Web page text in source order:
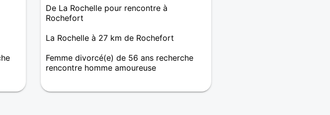
De La Rochelle pour rencontre à
Rochefort
La Rochelle à 27 km de Rochefort
Femme divorcé(e) de 56 ans recherche
rencontre homme amoureuse
connaissances sur ce site et pourquoi pas